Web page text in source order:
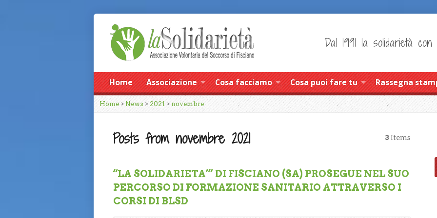
Dal 1991 la solidarietà
Home Associazione Cosa facciamo Cosa puoi fare tu Rassegna
Home> News >2021 > novembre
Posts from novembre 2021 3 Items
“LA SOLIDARIETA’” DI FISCIANO (SA) PROSEGUE NEL SUO
PERCORSO DI FORMAZIONE SANITARIO ATTRAVERSO I
CORSI DI BLSD